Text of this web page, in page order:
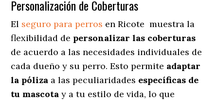
Personalización de Coberturas
El seguro para perros en Ricote muestra la
flexibilidad de personalizar las coberturas
de acuerdo a las necesidades individuales de
cada dueño y su perro. Esto permite adaptar
la póliza a las peculiaridades específicas de
tu mascota y a tu estilo de vida, lo que